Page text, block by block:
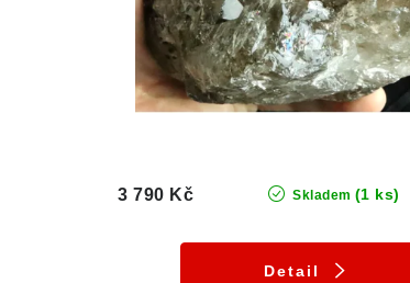
Skladem (1 ks)
3 790 Kč
Detail